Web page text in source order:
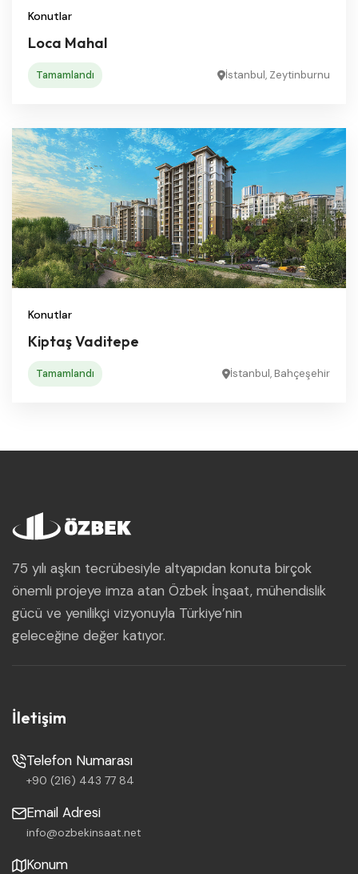
Konutlar
Loca Mahal
Tamamlandı İstanbul, Zeytinburnu
Konutlar
Kiptaş Vaditepe
Tamamlandı İstanbul, Bahçeşehir
75 yılı aşkın tecrübesiyle altyapıdan konuta birçok
önemli projeye imza atan Özbek İnşaat, mühendislik
gücü ve yenilikçi vizyonuyla Türkiye’nin
geleceğine değer katıyor.
İletişim
Telefon Numarası
+90 (216) 443 77 84
Email Adresi
info@ozbekinsaat.net
Konum